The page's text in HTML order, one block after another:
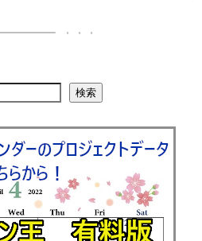
検索